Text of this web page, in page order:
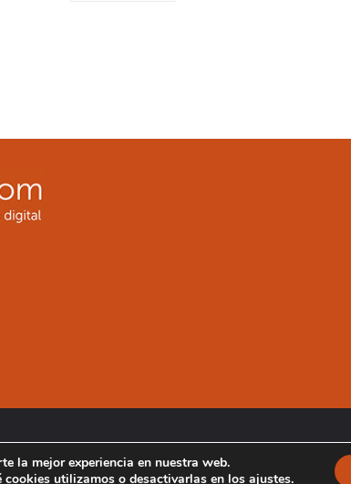
la mejor experiencia en nuestra web.
cookies utilizamos o desactivarlas en losajustes.